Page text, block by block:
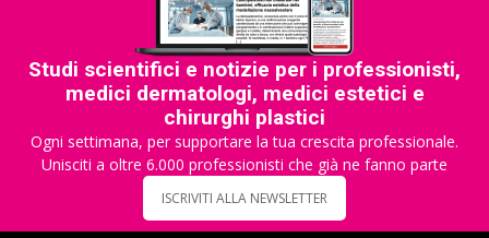
Studi scientifici e notizie per i professionisti,
medici dermatologi, medici estetici e
chirurghi plastici
Ogni settimana, per supportare la tua crescita professionale.
Unisciti a oltre 6.000 professionisti che già ne fanno parte
ISCRIVITI ALLA NEWSLETTER